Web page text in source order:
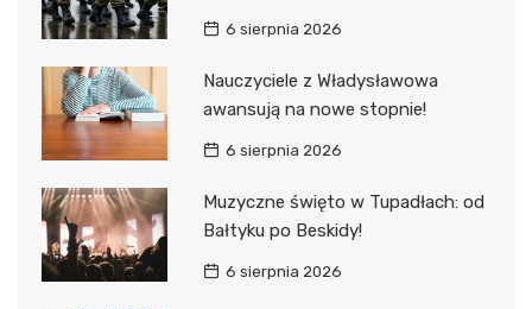
6 sierpnia 2026
Nauczyciele z Władysławowa
awansują na nowe stopnie!
6 sierpnia 2026
Muzyczne święto w Tupadłach: od
Bałtyku po Beskidy!
6 sierpnia 2026